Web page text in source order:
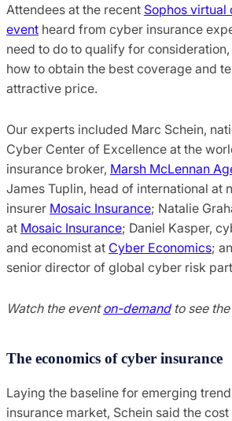
Attendees at the recent Sophos virtual
event heard from cyber insurance
need to do to qualify for
how to obtain the best coverage and
attractive price.
Our experts included Marc Schein,
Cyber Center of Excellence at the
insurance broker, Marsh McLennan
James Tuplin, head of international at
insurer Mosaic Insurance; Natalie
at Mosaic Insurance; Daniel Kasper,
and economist at Cyber Economics;
senior director of global cyber risk
Watch the eventon-demandto see the
The economics of cyber insurance
Laying the baseline for emerging
insurance market, Schein said the